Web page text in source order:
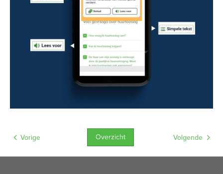
Volgende
Overzicht
Vorige